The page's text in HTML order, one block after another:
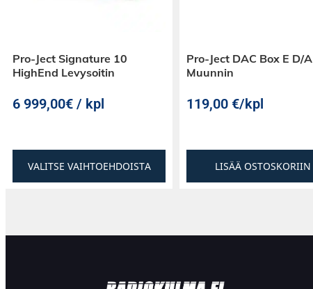
Pro-Ject Signature 10
HighEnd Levysoitin
6 999,00€ / kpl
VALITSE VAIHTOEHDOISTA
Pro-Ject DAC Box E D/A
Muunnin
119,00 €/kpl
LISÄÄ OSTOSKORIIN